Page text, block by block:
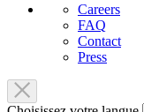
Careers
FAQ
Contact
Press